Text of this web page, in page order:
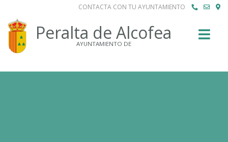
CONTACTA CON TU AYUNTAMIENTO
Peralta de Alcofea
AYUNTAMIENTO DE